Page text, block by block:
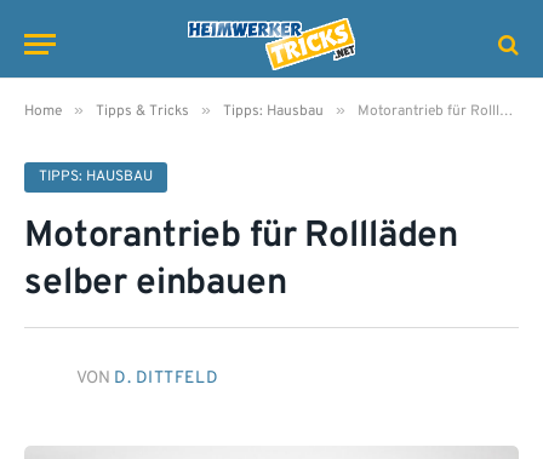
Home » Tipps & Tricks » Tipps: Hausbau » Motorantrieb für Rollläden selber einbauen
TIPPS: HAUSBAU
Motorantrieb für Rollläden
selber einbauen
VON D. DITTFELD